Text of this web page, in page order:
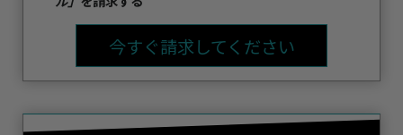
今すぐ請求してください